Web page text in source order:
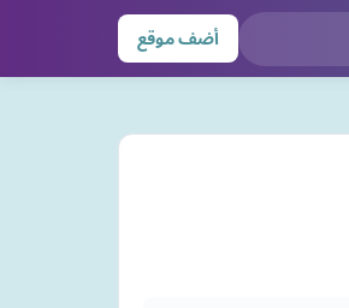
أضف موقع